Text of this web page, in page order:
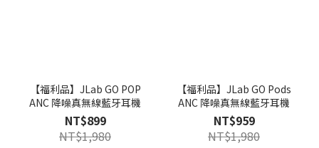
【福利品】JLab GO POP
ANC 降噪真無線藍牙耳機
NT$899
NT$1,980
【福利品】JLab GO Pods
ANC 降噪真無線藍牙耳機
NT$959
NT$1,980